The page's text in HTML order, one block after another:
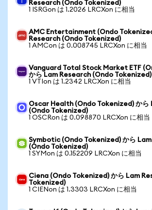
Research (Ondo Tokenized)
1 ISRGon は 1.2026 LRCXon に相当
AMC Entertainment (Ondo
Research (Ondo Tokenized)
1 AMCon は 0.008745 LRCXon に相当
Vanguard Total Stock Market ETF
から Lam Research (Ondo Tokenized)
1 VTIon は 1.2342 LRCXon に相当
Oscar Health (Ondo Tokenized) から
(Ondo Tokenized)
1 OSCRon は 0.098870 LRCXon に相当
Symbotic (Ondo Tokenized) から
(Ondo Tokenized)
1 SYMon は 0.152209 LRCXon に相当
Ciena (Ondo Tokenized) から Lam
Tokenized)
1 CIENon は 1.3303 LRCXon に相当